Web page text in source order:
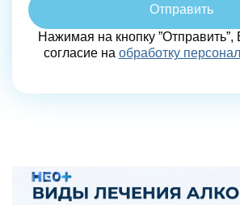
Отправить
Нажимая на кнопку
согласие на обработку